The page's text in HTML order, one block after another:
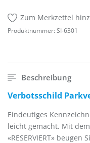
Zum Merkzettel
Produktnummer: SI-6301
Beschreibung
Verbotsschild
Eindeutiges
leicht gemacht. Mit
«RESERVIERT»